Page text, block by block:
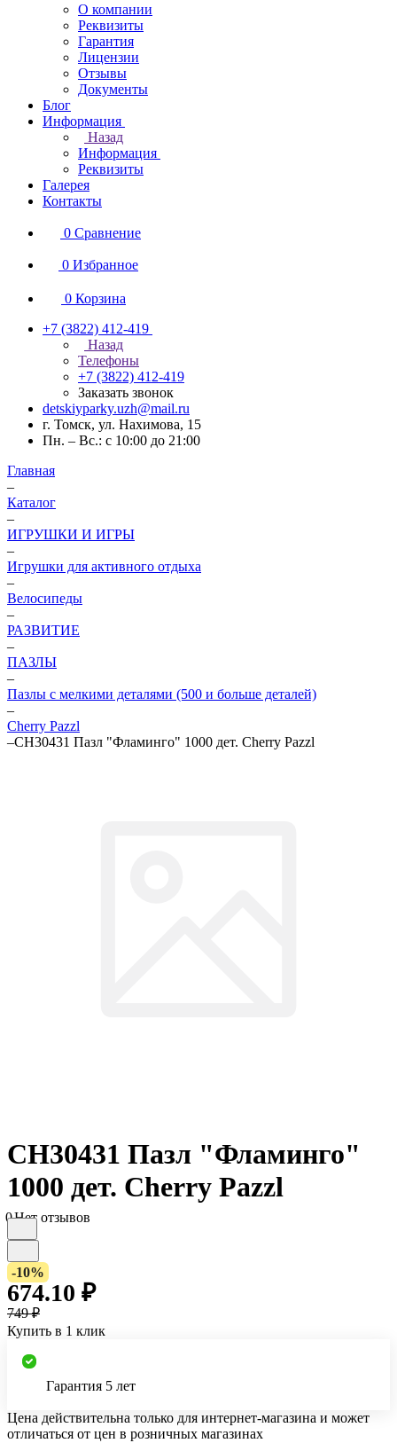
О компании
Реквизиты
Гарантия
Лицензии
Отзывы
Документы
Блог
Информация
Назад
Информация
Реквизиты
Галерея
Контакты
0 Сравнение
0 Избранное
0 Корзина
+7 (3822) 412-419
Назад
Телефоны
+7 (3822) 412-419
Заказать звонок
detskiyparky.uzh@mail.ru
г. Томск, ул. Нахимова, 15
Пн. – Вс.: с 10:00 до 21:00
Главная
–
Каталог
–
ИГРУШКИ И ИГРЫ
–
Игрушки для активного отдыха
–
Велосипеды
–
РАЗВИТИЕ
–
ПАЗЛЫ
–
Пазлы с мелкими деталями (500 и больше деталей)
–
Cherry Pazzl
–СН30431 Пазл "Фламинго" 1000 дет. Cherry Pazzl
СН30431 Пазл "Фламинго"
1000 дет. Cherry Pazzl
0Нет отзывов
-10%
674.10 ₽
749 ₽
Купить в 1 клик
Гарантия 5 лет
Цена действительна только для интернет-магазина и может
отличаться от цен в розничных магазинах